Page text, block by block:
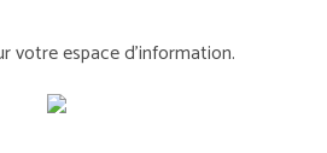
votre espace d'information.